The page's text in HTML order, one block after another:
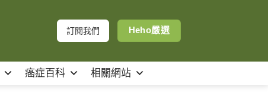
訂閱我們 Heho嚴選
癌症百科 相關網站